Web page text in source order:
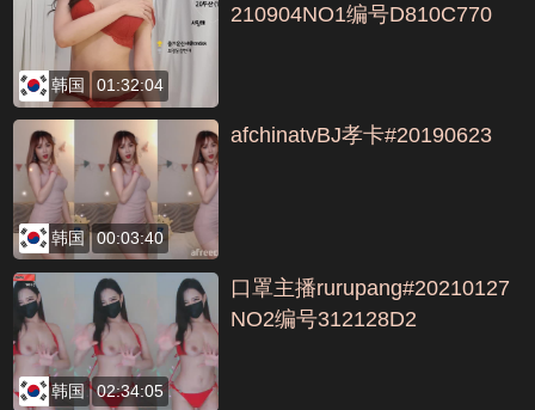
韩国 01:32:04
210904NO1编号D810C770
韩国 00:03:40
afchinatvBJ孝卡#20190623
韩国 02:34:05
口罩主播rurupang#20210127
NO2编号312128D2